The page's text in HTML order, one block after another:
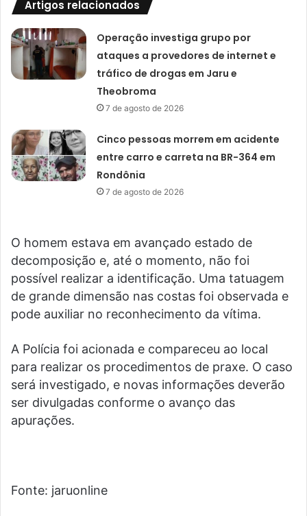
Artigos relacionados
Operação investiga grupo por
ataques a provedores de internet e
tráfico de drogas em Jaru e
Theobroma
7 de agosto de 2026
Cinco pessoas morrem em acidente
entre carro e carreta na BR-364 em
Rondônia
7 de agosto de 2026
O homem estava em avançado estado de
decomposição e, até o momento, não foi
possível realizar a identificação. Uma tatuagem
de grande dimensão nas costas foi observada e
pode auxiliar no reconhecimento da vítima.
A Polícia foi acionada e compareceu ao local
para realizar os procedimentos de praxe. O caso
será investigado, e novas informações deverão
ser divulgadas conforme o avanço das
apurações.
Fonte: jaruonline